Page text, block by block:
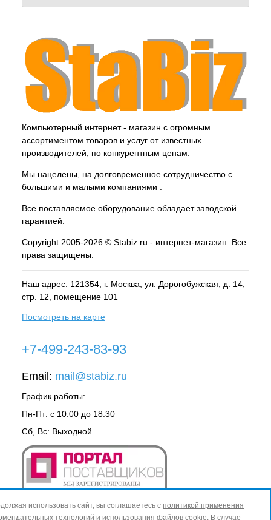
Компьютерный интернет - магазин с огромным
ассортиментом товаров и услуг от известных
производителей, по конкурентным ценам.
Мы нацелены, на долговременное сотрудничество с
большими и малыми компаниями .
Все поставляемое оборудование обладает заводской
гарантией.
Copyright 2005-2026 © Stabiz.ru - интернет-магазин. Все
права защищены.
Наш адрес: 121354, г. Москва , ул. Дорогобужская, д. 14,
стр. 12, помещение 101
Посмотреть на карте
+7-499-243-83-93
Email: mail@stabiz.ru
График работы:
Пн-Пт: с 10:00 до 18:30
Сб, Вс: Выходной
использовать сайт, вы соглашаетесь с политикой применения
технологий и использования файлов cookie. В случае